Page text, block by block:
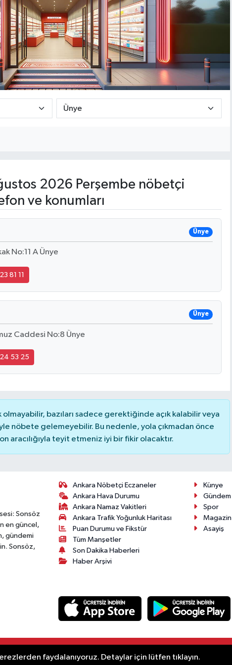
2026 Perşembe nöbetçi
ve konumları
Ünye
No:11 A Ünye
81 11
Ünye
Caddesi No:8 Ünye
53 25
bazıları sadece gerektiğinde açık kalabilir veya
nöbete gelemeyebilir. Bu nedenle, yola çıkmadan önce
aracılığıyla teyit etmeniz iyi bir fikir olacaktır.
Sonsöz
en güncel,
gündemi
Sonsöz,
Ankara Nöbetçi Eczaneler
Ankara Hava Durumu
Ankara Namaz Vakitleri
Ankara Trafik Yoğunluk Haritası
Puan Durumu ve Fikstür
Tüm Manşetler
Son Dakika Haberleri
Haber Arşivi
Künye
Gündem
Spor
Magazin
Asayiş
saklıdır. faydalanıyoruz. Detaylar için lütfen tıklayın.